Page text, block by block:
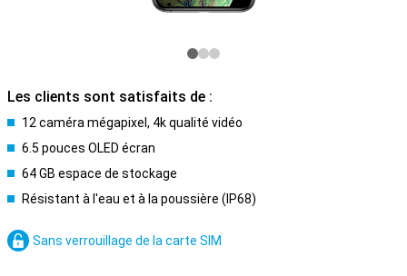
Les clients sont satisfaits de :
12 caméra mégapixel, 4k qualité vidéo
6.5 pouces OLED écran
64 GB espace de stockage
Résistant à l'eau et à la poussière (IP68)
Sans verrouillage de la carte SIM